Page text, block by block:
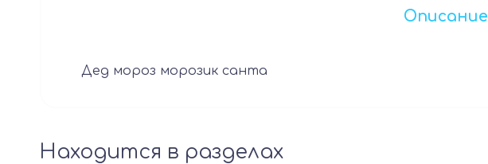
Описание
Дед мороз морозик санта
Находится в разделах